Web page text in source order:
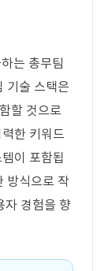
는 총무팀
기술 스택은
할 것으로
한 키워드
이 포함됩
방식으로 작
자 경험을 향